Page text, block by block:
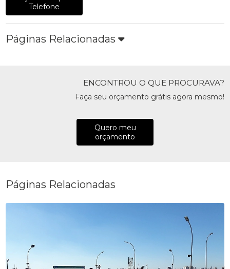
Telefone
Páginas Relacionadas
ENCONTROU O QUE PROCURAVA?
Faça seu orçamento grátis agora mesmo!
Quero meu
orçamento
Páginas Relacionadas